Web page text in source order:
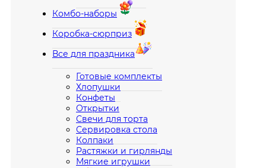
Комбо-наборы
Коробка-сюрприз
Все для праздника
Готовые комплекты
Хлопушки
Конфеты
Открытки
Свечи для торта
Сервировка стола
Колпаки
Растяжки и гирлянды
Мягкие игрушки